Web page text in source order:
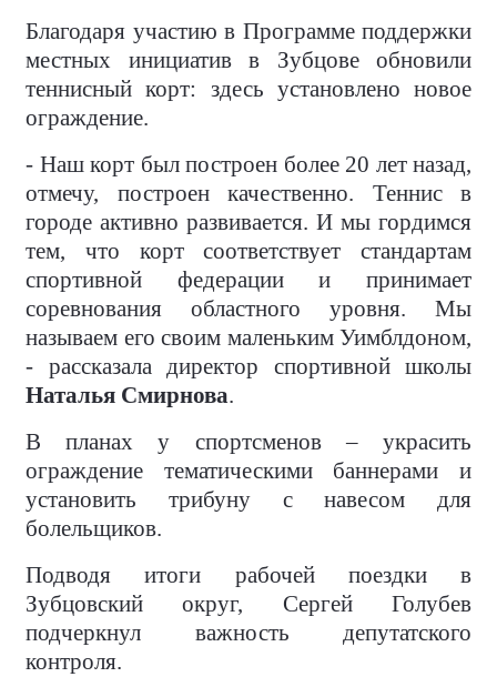
Благодаря участию в Программе поддержки
местных инициатив в Зубцове обновили
теннисный корт: здесь установлено новое
ограждение.
- Наш корт был построен более 20 лет назад,
отмечу, построен качественно. Теннис в
городе активно развивается. И мы гордимся
тем, что корт соответствует стандартам
спортивной федерации и принимает
соревнования областного уровня. Мы
называем его своим маленьким Уимблдоном,
- рассказала директор спортивной школы
Наталья Смирнова.
В планах у спортсменов – украсить
ограждение тематическими баннерами и
установить трибуну с навесом для
болельщиков.
Подводя итоги рабочей поездки в
Зубцовский округ, Сергей Голубев
подчеркнул важность депутатского
контроля.